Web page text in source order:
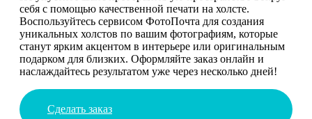
себя с помощью качественной печати на холсте.
Воспользуйтесь сервисом ФотоПочта для создания
уникальных холстов по вашим фотографиям, которые
станут ярким акцентом в интерьере или оригинальным
подарком для близких. Оформляйте заказ онлайн и
наслаждайтесь результатом уже через несколько дней!
Сделать заказ